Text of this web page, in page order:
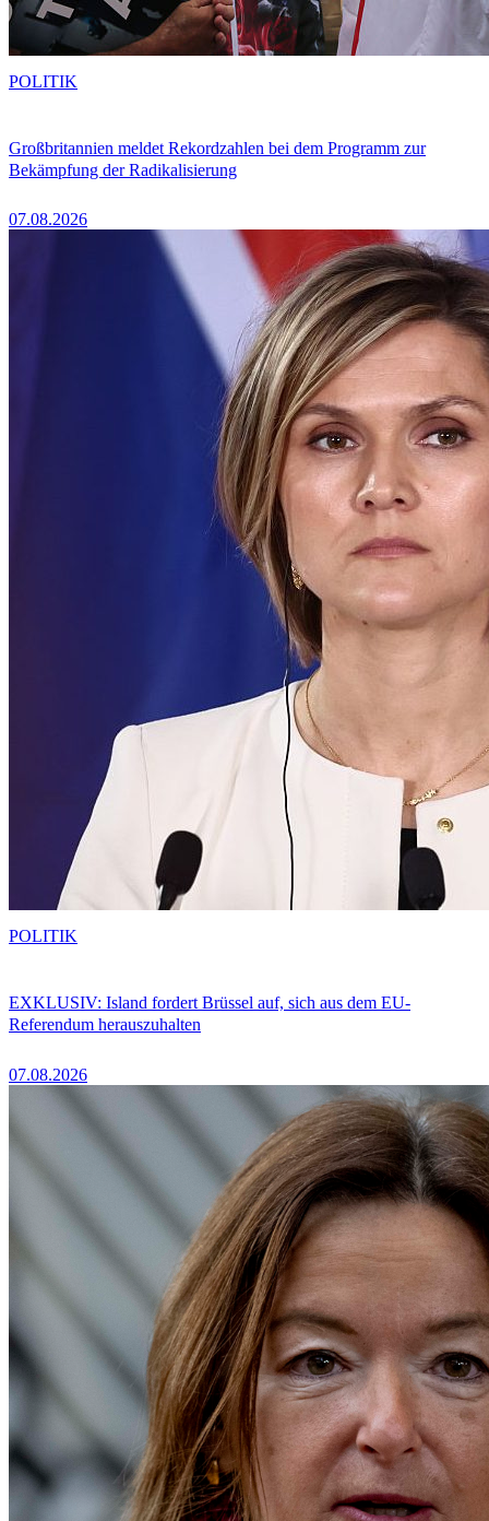
Großbritannien meldet Rekordzahlen bei dem Programm zur
Bekämpfung der Radikalisierung
07.08.2026
POLITIK
EXKLUSIV: Island fordert Brüssel auf, sich aus dem EU-
Referendum herauszuhalten
07.08.2026
POLITIK